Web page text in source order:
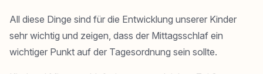
All diese Dinge sind für die Entwicklung unserer Kinder
sehr wichtig und zeigen, dass der Mittagsschlaf ein
wichtiger Punkt auf der Tagesordnung sein sollte.